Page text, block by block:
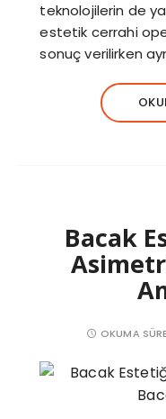
teknolojilerin de
estetik cerrahi
sonuç verilirken
Bacak
OKUMA